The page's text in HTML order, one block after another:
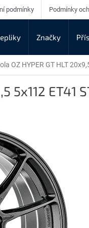
podmínky Podmínky
Značky
OZ HYPER GT HLT
5x112 ET41